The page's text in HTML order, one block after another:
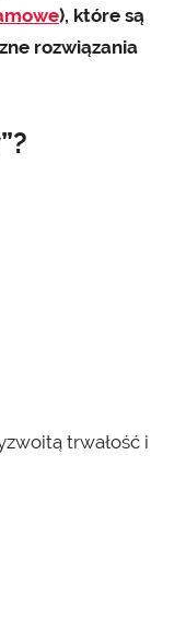
), które są
rozwiązania
trwałość i